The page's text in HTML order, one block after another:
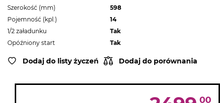
Szerokość (mm)
598
Pojemność (kpl.)
14
1/2 załadunku
Tak
Opóźniony start
Tak
Dodaj do listy życzeń Dodaj do porównania
00